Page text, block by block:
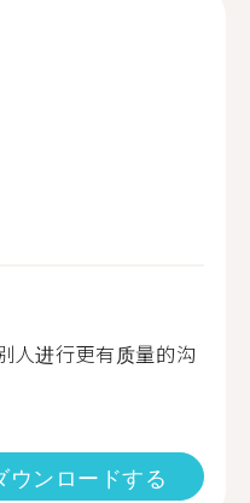
人进行更有质量的沟
ウンロードする